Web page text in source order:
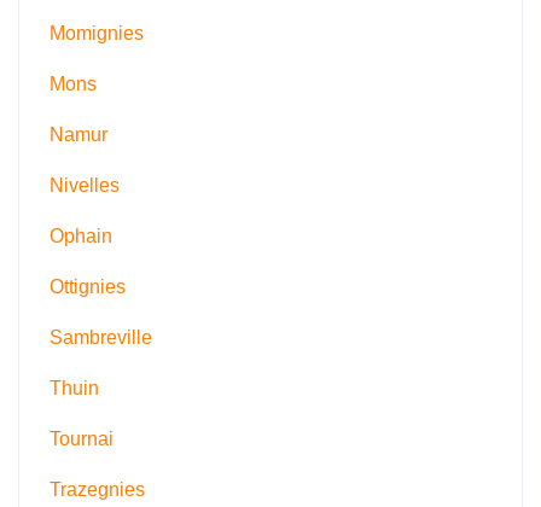
Momignies
Mons
Namur
Nivelles
Ophain
Ottignies
Sambreville
Thuin
Tournai
Trazegnies